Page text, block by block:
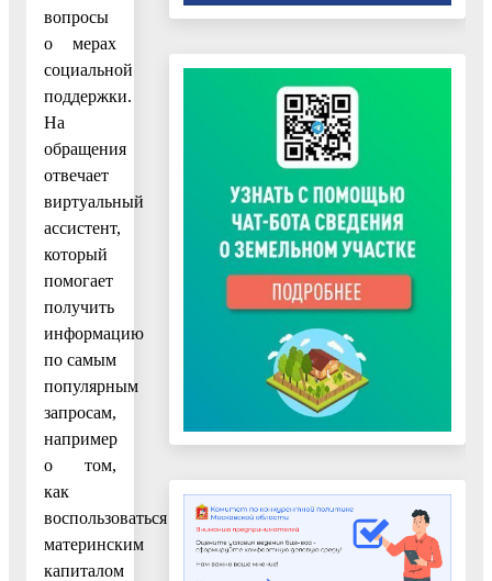
вопросы
о мерах
социальной
поддержки.
На
обращения
отвечает
виртуальный
ассистент,
который
помогает
получить
информацию
по самым
популярным
запросам,
например
о том,
как
воспользоваться
материнским
капиталом